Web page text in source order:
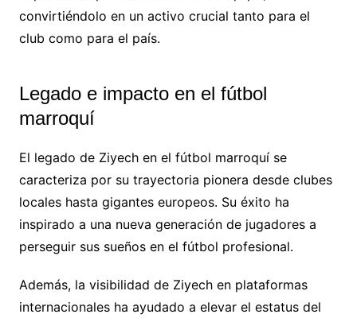
convirtiéndolo en un activo crucial tanto para el
club como para el país.
Legado e impacto en el fútbol
marroquí
El legado de Ziyech en el fútbol marroquí se
caracteriza por su trayectoria pionera desde clubes
locales hasta gigantes europeos. Su éxito ha
inspirado a una nueva generación de jugadores a
perseguir sus sueños en el fútbol profesional.
Además, la visibilidad de Ziyech en plataformas
internacionales ha ayudado a elevar el estatus del